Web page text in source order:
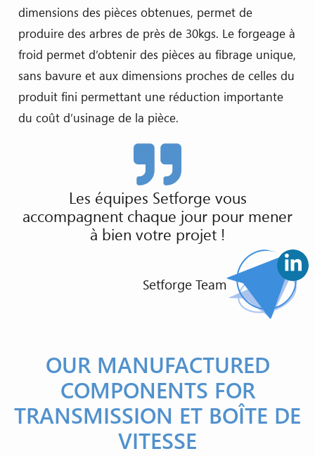
dimensions des pièces obtenues, permet de
produire des arbres de près de 30kgs. Le forgeage à
froid permet d’obtenir des pièces au fibrage unique,
sans bavure et aux dimensions proches de celles du
produit fini permettant une réduction importante
du coût d’usinage de la pièce.
Les équipes Setforge vous
accompagnent chaque jour pour mener
à bien votre projet !
Setforge Team
OUR MANUFACTURED
COMPONENTS FOR
TRANSMISSION ET BOÎTE DE
VITESSE